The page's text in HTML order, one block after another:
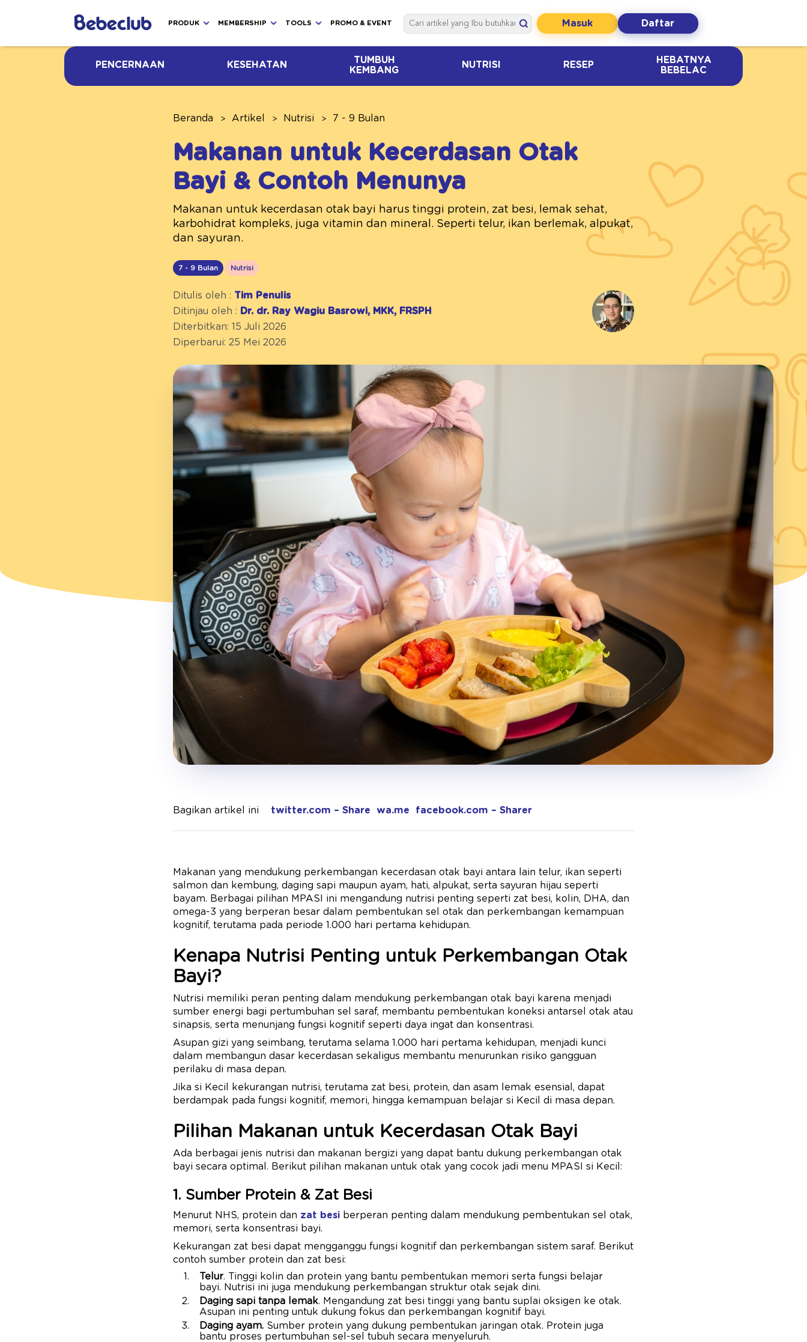
PRODUK MEMBERSHIP TOOLS PROMO & EVENT Masuk Daftar
PENCERNAAN KESEHATAN
TUMBUH
KEMBANG
NUTRISI RESEP
HEBATNYA
BEBELAC
Beranda Artikel Nutrisi 7 - 9 Bulan
Makanan untuk Kecerdasan Otak
Bayi & Contoh Menunya
Makanan untuk kecerdasan otak bayi harus tinggi protein, zat besi, lemak sehat,
karbohidrat kompleks, juga vitamin dan mineral. Seperti telur, ikan berlemak, alpukat,
dan sayuran.
7 - 9 Bulan Nutrisi
Ditulis oleh : Tim Penulis
Ditinjau oleh :
Dr. dr. Ray Wagiu Basrowi, MKK, FRSPH
Diterbitkan: 15 Juli 2026
Diperbarui: 25 Mei 2026
Bagikan artikel ini twitter.com – Share wa.me facebook.com – Sharer
Makanan yang mendukung perkembangan kecerdasan otak bayi antara lain telur, ikan seperti
salmon dan kembung, daging sapi maupun ayam, hati, alpukat, serta sayuran hijau seperti
bayam. Berbagai pilihan MPASI ini mengandung nutrisi penting seperti zat besi, kolin, DHA, dan
omega-3 yang berperan besar dalam pembentukan sel otak dan perkembangan kemampuan
kognitif, terutama pada periode 1.000 hari pertama kehidupan.
Kenapa Nutrisi Penting untuk Perkembangan Otak
Bayi?
Nutrisi memiliki peran penting dalam mendukung perkembangan otak bayi karena menjadi
sumber energi bagi pertumbuhan sel saraf, membantu pembentukan koneksi antarsel otak atau
sinapsis, serta menunjang fungsi kognitif seperti daya ingat dan konsentrasi.
Asupan gizi yang seimbang, terutama selama 1.000 hari pertama kehidupan, menjadi kunci
dalam membangun dasar kecerdasan sekaligus membantu menurunkan risiko gangguan
perilaku di masa depan.
Jika si Kecil kekurangan nutrisi, terutama zat besi, protein, dan asam lemak esensial, dapat
berdampak pada fungsi kognitif, memori, hingga kemampuan belajar si Kecil di masa depan.
Pilihan Makanan untuk Kecerdasan Otak Bayi
Ada berbagai jenis nutrisi dan makanan bergizi yang dapat bantu dukung perkembangan otak
bayi secara optimal. Berikut pilihan makanan untuk otak yang cocok jadi menu MPASI si Kecil:
1. Sumber Protein & Zat Besi
Menurut NHS, protein dan zat besi berperan penting dalam mendukung pembentukan sel otak,
memori, serta konsentrasi bayi.
Kekurangan zat besi dapat mengganggu fungsi kognitif dan perkembangan sistem saraf. Berikut
contoh sumber protein dan zat besi:
Telur. Tinggi kolin dan protein yang bantu pembentukan memori serta fungsi belajar
bayi. Nutrisi ini juga mendukung perkembangan struktur otak sejak dini.
Daging sapi tanpa lemak. Mengandung zat besi tinggi yang bantu suplai oksigen ke otak.
Asupan ini penting untuk dukung fokus dan perkembangan kognitif bayi.
Daging ayam. Sumber protein yang dukung pembentukan jaringan otak. Protein juga
bantu proses pertumbuhan sel-sel tubuh secara menyeluruh.